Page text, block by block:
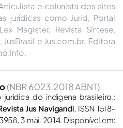
e colunista dos sites
jurídicas como Jurid, Portal
Magister, Revista Síntese,
JusBrasil e Jus.com.br, Editora
(NBR 6023:2018 ABNT)
jurídica do indígena brasileiro.:
Jus Navigandi, ISSN 1518-
3 mai. 2014. Disponível em: